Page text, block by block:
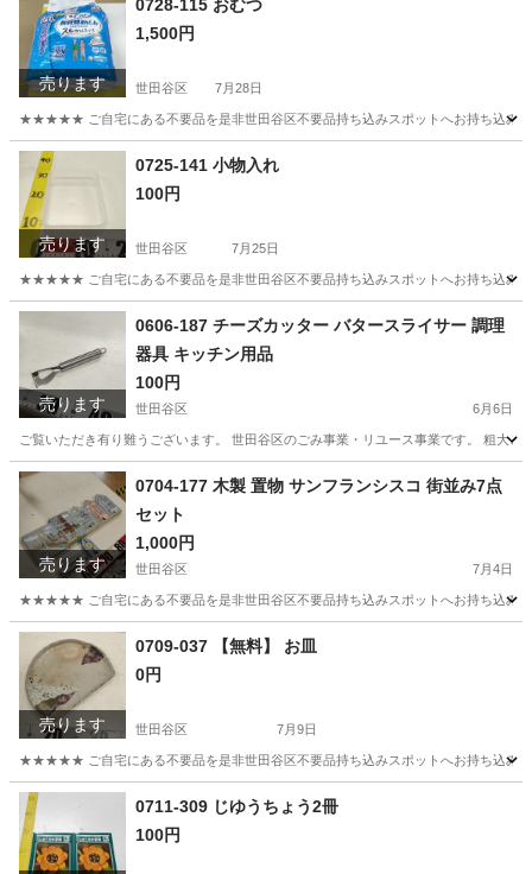
売ります
0728-115 おむつ
1,500円
世田谷区 7月28日
★★★★★ ご自宅にある不要品を是非世田谷区不要品持ち込みスポットへお持ち込みし
東京 世田谷区 おむつ
売ります
0725-141 小物入れ
100円
世田谷区 7月25日
★★★★★ ご自宅にある不要品を是非世田谷区不要品持ち込みスポットへお持ち込みし
東京 世田谷区 スポット
売ります
0606-187 チーズカッター バタースライサー 調理
器具 キッチン用品
100円
世田谷区 6月6日
ご覧いただき有り難うございます。 世⽥⾕区のごみ事業・リユース事業です。 粗
東京 世田谷区 リユース
売ります
0704-177 木製 置物 サンフランシスコ 街並み7点
セット
1,000円
世田谷区 7月4日
★★★★★ ご自宅にある不要品を是非世田谷区不要品持ち込みスポットへお持ち込みし
東京 世田谷区 インテリア雑貨/小物 置物
売ります
0709-037 【無料】 お皿
0円
世田谷区 7月9日
★★★★★ ご自宅にある不要品を是非世田谷区不要品持ち込みスポットへお持ち込みし
東京 世田谷区 スポット
0711-309 じゆうちょう2冊
100円